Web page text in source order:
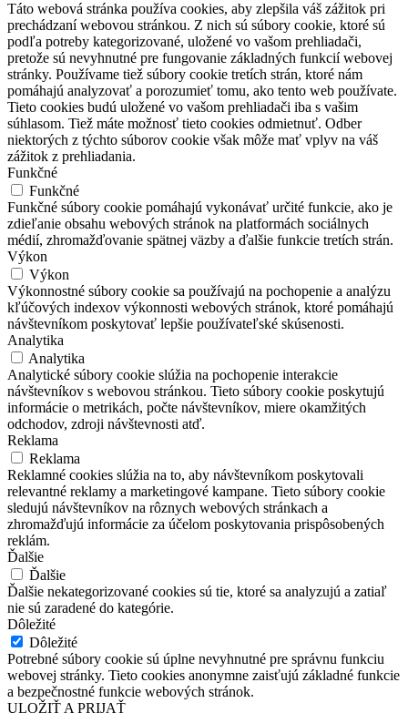
Táto webová stránka používa cookies, aby zlepšila váš zážitok pri
prechádzaní webovou stránkou. Z nich sú súbory cookie, ktoré sú
podľa potreby kategorizované, uložené vo vašom prehliadači,
pretože sú nevyhnutné pre fungovanie základných funkcií webovej
stránky. Používame tiež súbory cookie tretích strán, ktoré nám
pomáhajú analyzovať a porozumieť tomu, ako tento web používate.
Tieto cookies budú uložené vo vašom prehliadači iba s vašim
súhlasom. Tiež máte možnosť tieto cookies odmietnuť. Odber
niektorých z týchto súborov cookie však môže mať vplyv na váš
zážitok z prehliadania.
Funkčné
Funkčné
Funkčné súbory cookie pomáhajú vykonávať určité funkcie, ako je
zdieľanie obsahu webových stránok na platformách sociálnych
médií, zhromažďovanie spätnej väzby a ďalšie funkcie tretích strán.
Výkon
Výkon
Výkonnostné súbory cookie sa používajú na pochopenie a analýzu
kľúčových indexov výkonnosti webových stránok, ktoré pomáhajú
návštevníkom poskytovať lepšie používateľské skúsenosti.
Analytika
Analytika
Analytické súbory cookie slúžia na pochopenie interakcie
návštevníkov s webovou stránkou. Tieto súbory cookie poskytujú
informácie o metrikách, počte návštevníkov, miere okamžitých
odchodov, zdroji návštevnosti atď.
Reklama
Reklama
Reklamné cookies slúžia na to, aby návštevníkom poskytovali
relevantné reklamy a marketingové kampane. Tieto súbory cookie
sledujú návštevníkov na rôznych webových stránkach a
zhromažďujú informácie za účelom poskytovania prispôsobených
reklám.
Ďalšie
Ďalšie
Ďalšie nekategorizované cookies sú tie, ktoré sa analyzujú a zatiaľ
nie sú zaradené do kategórie.
Dôležité
Dôležité
Potrebné súbory cookie sú úplne nevyhnutné pre správnu funkciu
webovej stránky. Tieto cookies anonymne zaisťujú základné funkcie
a bezpečnostné funkcie webových stránok.
ULOŽIŤ A PRIJAŤ